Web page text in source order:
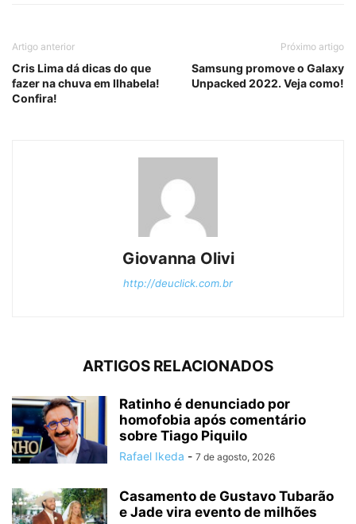
Artigo anterior
Cris Lima dá dicas do que
fazer na chuva em Ilhabela!
Confira!
Próximo artigo
Samsung promove o Galaxy
Unpacked 2022. Veja como!
Giovanna Olivi
http://deuclick.com.br
ARTIGOS RELACIONADOS
Ratinho é denunciado por
homofobia após comentário
sobre Tiago Piquilo
Rafael Ikeda - 7 de agosto, 2026
Casamento de Gustavo Tubarão
e Jade vira evento de milhões